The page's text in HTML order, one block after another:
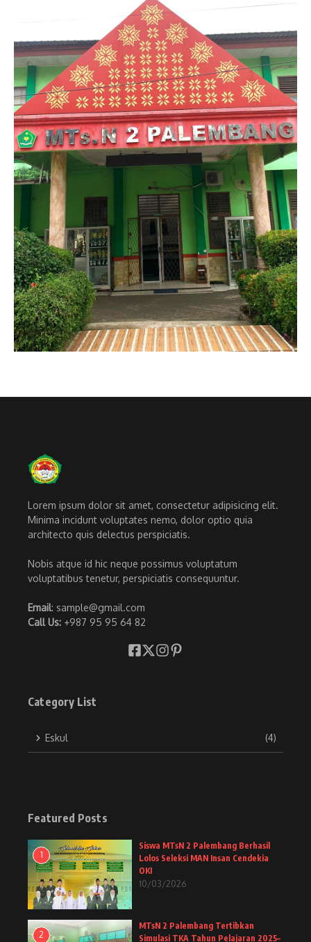
Lorem ipsum dolor sit amet, consectetur adipisicing elit.
Minima incidunt voluptates nemo, dolor optio quia
architecto quis delectus perspiciatis.
Nobis atque id hic neque possimus voluptatum
voluptatibus tenetur, perspiciatis consequuntur.
Email: sample@gmail.com
Call Us: +987 95 95 64 82
Category List
Eskul (4)
Featured Posts
1
Siswa MTsN 2 Palembang Berhasil
Lolos Seleksi MAN Insan Cendekia
OKI
10/03/2026
2
MTsN 2 Palembang Tertibkan
Simulasi TKA Tahun Pelajaran 2025–